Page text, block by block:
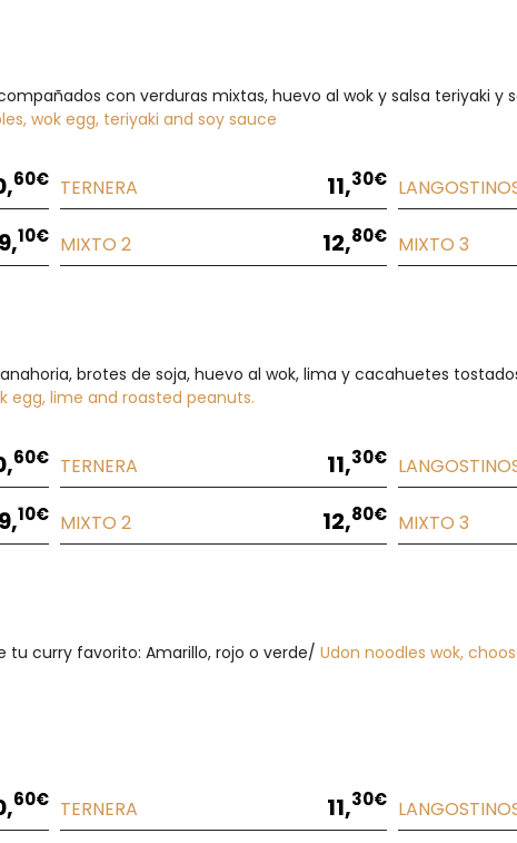
con verduras mixtas, huevo al wok y salsa teriyaki y
wok egg, teriyaki and soy sauce
60€ TERNERA 11,30€
9,10€ MIXTO 2 12,80€ MIXTO 3
brotes de soja, huevo al wok, lima y cacahuetes
egg, lime and roasted peanuts.
60€ TERNERA 11,30€
9,10€ MIXTO 2 12,80€ MIXTO 3
tu curry favorito: Amarillo, rojo o verde/ Udon noodles wok,
60€ TERNERA 11,30€